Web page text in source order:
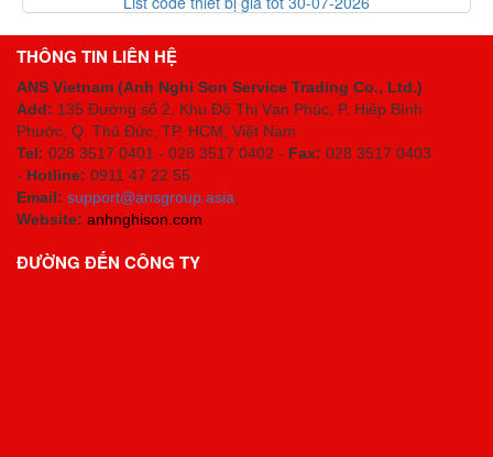
THÔNG TIN LIÊN HỆ
ANS Vietnam (Anh Nghi Son Service Trading Co., Ltd.)
Add: 135 Đường số 2, Khu Đô Thị Vạn Phúc, P. Hiệp Bình
Phước, Q. Thủ Đức, TP. HCM , Việt Nam
Tel: 028 3517 0401 - 028 3517 0402 - Fax: 028 3517 0403
- Hotline: 0911 47 22 55
Email: support@ansgroup.asia;
Website: anhnghison.com
ĐƯỜNG ĐẾN CÔNG TY